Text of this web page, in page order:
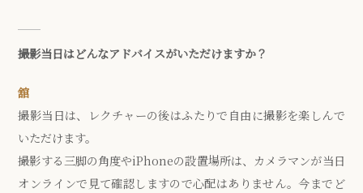
撮影当日はどんなアドバイスがいただけますか？
舘
撮影当日は、レクチャーの後はふたりで自由に撮影を楽しんで
いただけます。
撮影する三脚の角度やiPhoneの設置場所は、カメラマンが当日
オンラインで見て確認しますので心配はありません。今までど